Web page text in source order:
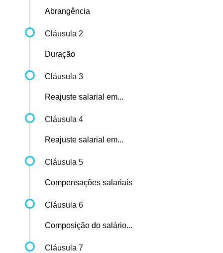
Abrangência
Cláusula 2
Duração
Cláusula 3
Reajuste salarial em...
Cláusula 4
Reajuste salarial em...
Cláusula 5
Compensações salariais
Cláusula 6
Composição do salário...
Cláusula 7